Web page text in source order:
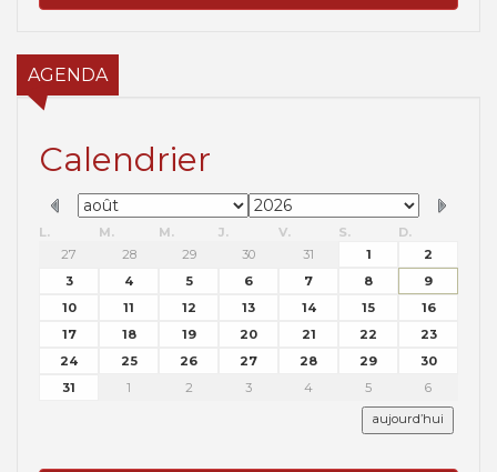
AGENDA
Calendrier
L. M. M. J. V. S.
D.
27
28 29 30 31 1
2
3
4 5 6 7 8
9
10
11 12 13 14 15
16
17
18 19 20 21 22
23
24
25 26 27 28 29
30
31
1 2 3 4 5 6
aujourd’hui